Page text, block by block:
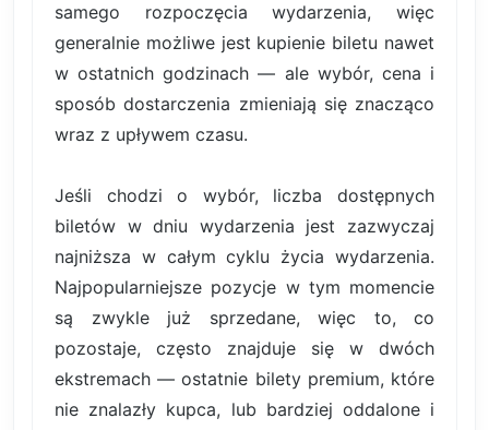
samego rozpoczęcia wydarzenia, więc
generalnie możliwe jest kupienie biletu nawet
w ostatnich godzinach — ale wybór, cena i
sposób dostarczenia zmieniają się znacząco
wraz z upływem czasu.
Jeśli chodzi o wybór, liczba dostępnych
biletów w dniu wydarzenia jest zazwyczaj
najniższa w całym cyklu życia wydarzenia.
Najpopularniejsze pozycje w tym momencie
są zwykle już sprzedane, więc to, co
pozostaje, często znajduje się w dwóch
ekstremach — ostatnie bilety premium, które
nie znalazły kupca, lub bardziej oddalone i